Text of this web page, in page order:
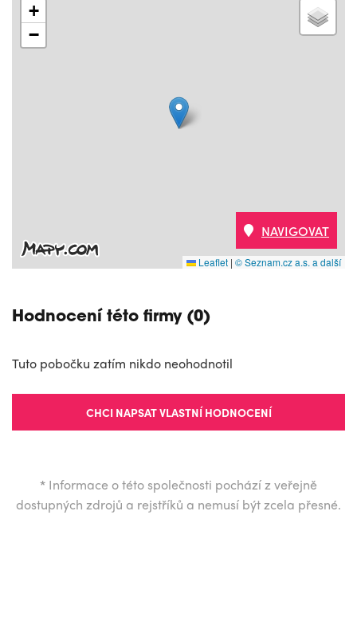
+
−
Leaflet | © Seznam.cz a.s. a další
NAVIGOVAT
Hodnocení této firmy (0)
Tuto pobočku zatím nikdo neohodnotil
CHCI NAPSAT VLASTNÍ HODNOCENÍ
* Informace o této společnosti pochází z veřejně
dostupných zdrojů a rejstříků a nemusí být zcela přesné.